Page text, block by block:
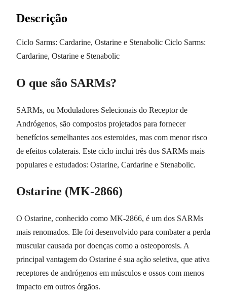
Descrição
Ciclo Sarms: Cardarine, Ostarine e Stenabolic Ciclo Sarms:
Cardarine, Ostarine e Stenabolic
O que são SARMs?
SARMs, ou Moduladores Selecionais do Receptor de
Andrógenos, são compostos projetados para fornecer
benefícios semelhantes aos esteroides, mas com menor risco
de efeitos colaterais. Este ciclo inclui três dos SARMs mais
populares e estudados: Ostarine, Cardarine e Stenabolic.
Ostarine (MK-2866)
O Ostarine, conhecido como MK-2866, é um dos SARMs
mais renomados. Ele foi desenvolvido para combater a perda
muscular causada por doenças como a osteoporosis. A
principal vantagem do Ostarine é sua ação seletiva, que ativa
receptores de andrógenos em músculos e ossos com menos
impacto em outros órgãos.